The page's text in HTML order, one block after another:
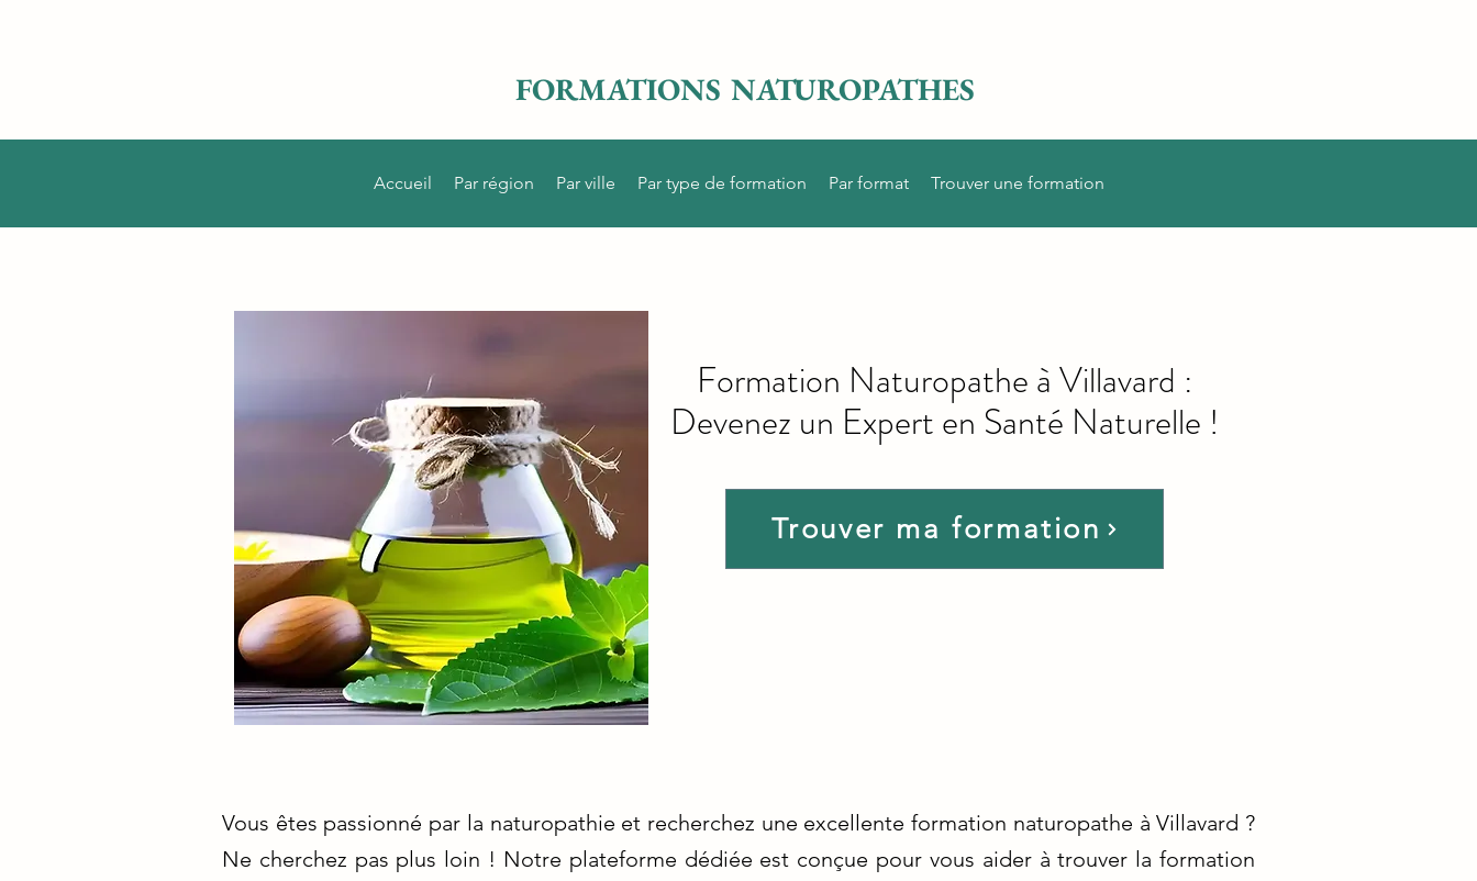
FORMATIONS NATUROPATHES
Accueil Par région Par ville Par type de formation Par format Trouver une formation
Trouver ma formation
Formation Naturopathe à Villavard :
Devenez un Expert en Santé Naturelle !
Vous êtes passionné par la naturopathie et recherchez une excellente formation naturopathe à Villavard ?
Ne cherchez pas plus loin ! Notre plateforme dédiée est conçue pour vous aider à trouver la formation